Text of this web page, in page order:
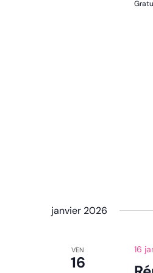
janvier 2026
VEN
16
16